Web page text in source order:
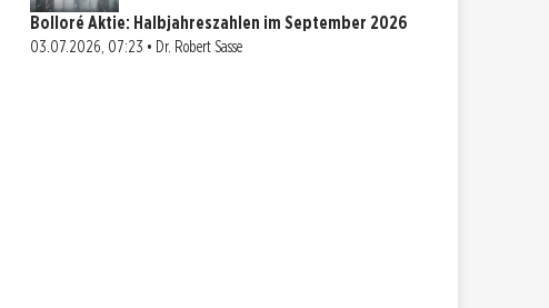
Bolloré Aktie: Halbjahreszahlen im September 2026
03.07.2026, 07:23 • Dr. Robert Sasse